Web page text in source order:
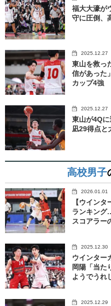
福大大濠が
守に圧倒、
2025.12.27
東山を救っ
信があった
カップ4強
2025.12.27
東山が4Q
凪29得点と
高校男子
2026.01.01
【ウイン
ランキング
スコアラー
2025.12.30
ウインター
岡陽「当た
ようでうれ
2025.12.29